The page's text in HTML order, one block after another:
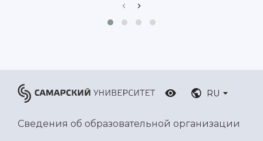
RU
Сведения об образовательной организации